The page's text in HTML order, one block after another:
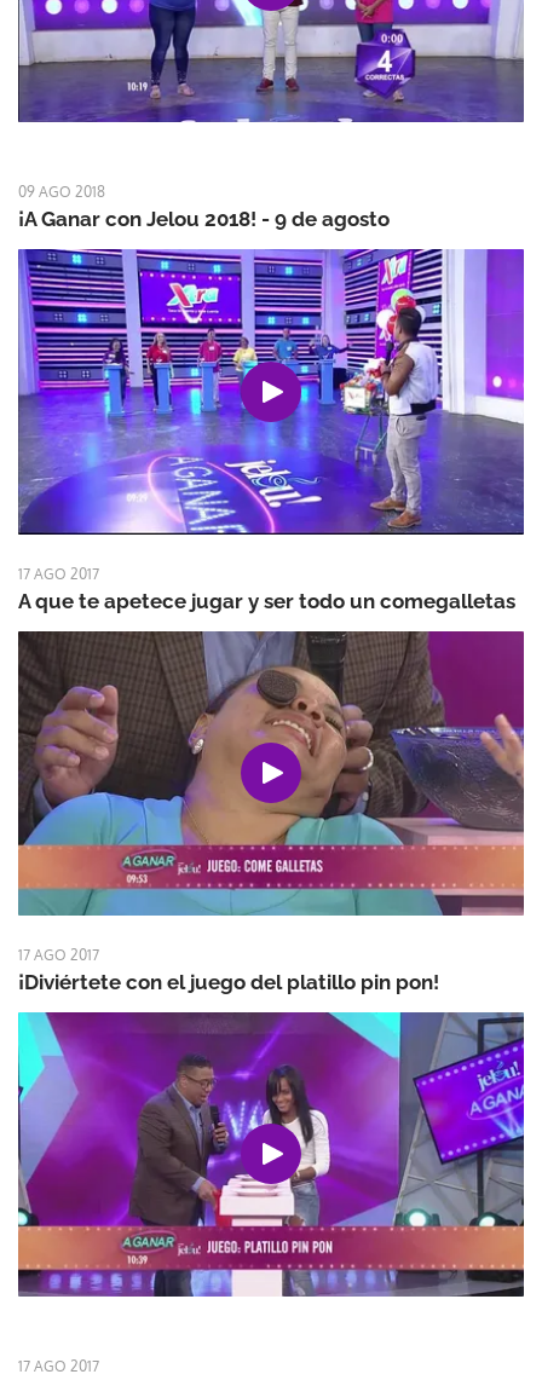
09 AGO 2018
¡A Ganar con Jelou 2018! - 9 de agosto
17 AGO 2017
A que te apetece jugar y ser todo un comegalletas
17 AGO 2017
¡Diviértete con el juego del platillo pin pon!
17 AGO 2017